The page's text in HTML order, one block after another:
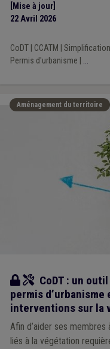
[Mise à jour]
22 Avril 2026
CoDT| CCATM
Permis d'urbanisme
...
Aménagement du territoire
Outil
CoDT : un
permis
interventions sur la
Afin d’aider ses
liés à la végétation